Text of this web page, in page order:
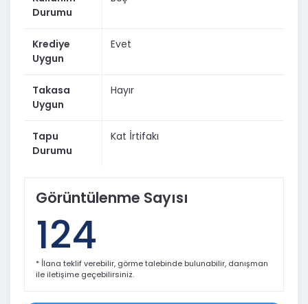
Durumu
Krediye
Uygun
Evet
Takasa
Uygun
Hayır
Tapu
Durumu
Kat İrtifakı
Görüntülenme Sayısı
124
* İlana teklif verebilir, görme talebinde bulunabilir, danışman
ile iletişime geçebilirsiniz.